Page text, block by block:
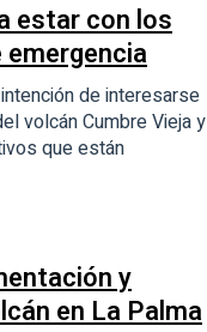
estar con los
de interesarse
volcán Cumbre Vieja y
que están
y
en La Palma